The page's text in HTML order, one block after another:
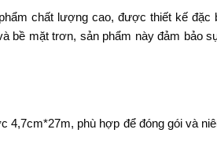
chất lượng cao, được thiết kế đặc
bề mặt trơn, sản phẩm này đảm bảo
phù hợp để đóng gói và